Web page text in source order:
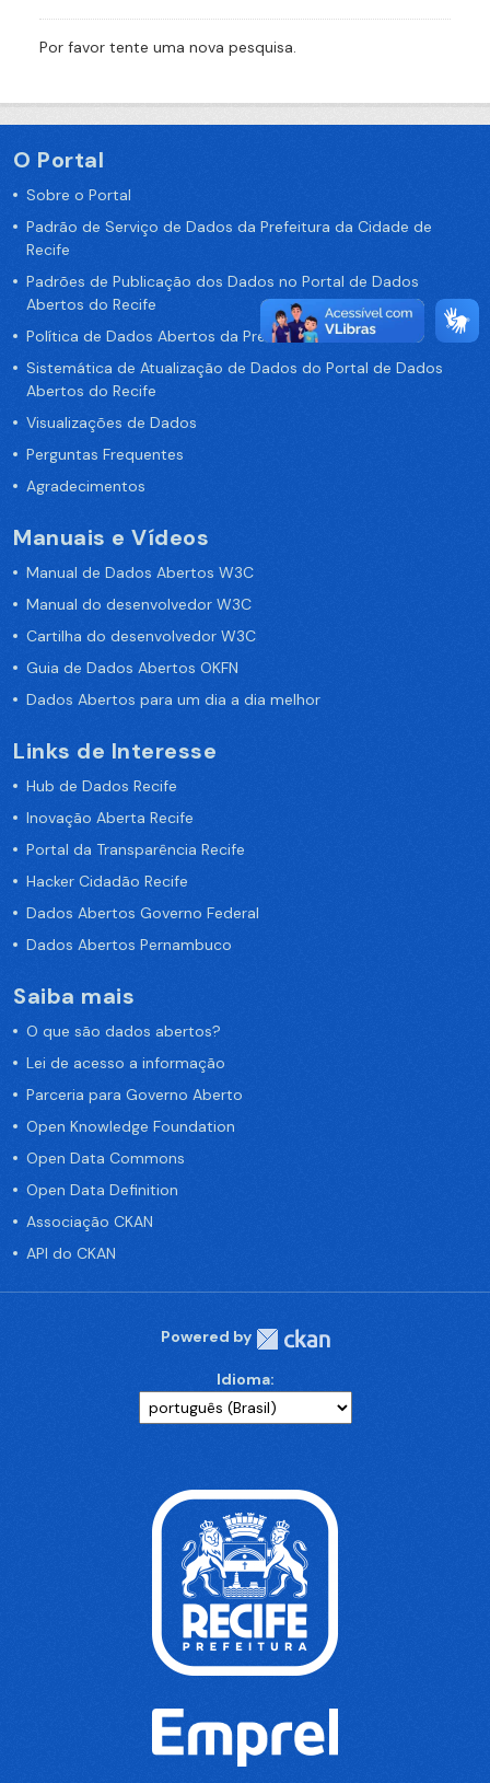
Por favor tente uma nova pesquisa.
O Portal
Sobre o Portal
Padrão de Serviço de Dados da Prefeitura da Cidade de
Recife
Padrões de Publicação dos Dados no Portal de Dados
Abertos do Recife
Política de Dados Abertos da Prefeitura do Recife
Sistemática de Atualização de Dados do Portal de Dados
Abertos do Recife
Visualizações de Dados
Perguntas Frequentes
Agradecimentos
Manuais e Vídeos
Manual de Dados Abertos W3C
Manual do desenvolvedor W3C
Cartilha do desenvolvedor W3C
Guia de Dados Abertos OKFN
Dados Abertos para um dia a dia melhor
Links de Interesse
Hub de Dados Recife
Inovação Aberta Recife
Portal da Transparência Recife
Hacker Cidadão Recife
Dados Abertos Governo Federal
Dados Abertos Pernambuco
Saiba mais
O que são dados abertos?
Lei de acesso a informação
Parceria para Governo Aberto
Open Knowledge Foundation
Open Data Commons
Open Data Definition
Associação CKAN
API do CKAN
Powered by
Idioma